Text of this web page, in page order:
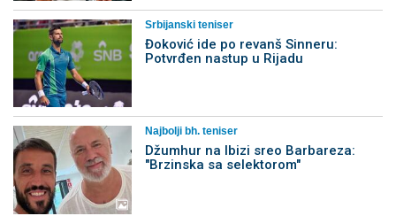
Srbijanski teniser
Đoković ide po revanš Sinneru:
Potvrđen nastup u Rijadu
Najbolji bh. teniser
Džumhur na Ibizi sreo Barbareza:
"Brzinska sa selektorom"